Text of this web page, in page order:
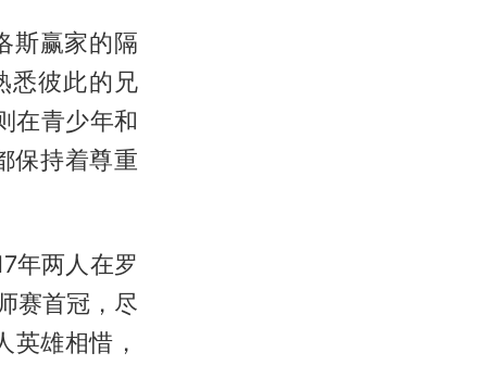
斯赢家的隔
悉彼此的兄
在青少年和
保持着尊重
年两人在罗
赛首冠，尽
雄相惜，